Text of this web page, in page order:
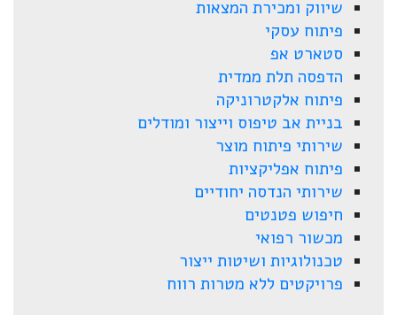
שיווק ומכירת המצאות
פיתוח עסקי
סטארט אפ
הדפסה תלת ממדית
פיתוח אלקטרוניקה
בניית אב טיפוס וייצור ומודלים
שירותי פיתוח מוצר
פיתוח אפליקציות
שירותי הנדסה יחודיים
חיפוש פטנטים
מכשור רפואי
טכנולוגיות ושיטות ייצור
פרויקטים ללא מטרות רווח